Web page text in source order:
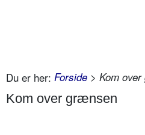
Du er her: Forside > Kom
Kom over grænsen